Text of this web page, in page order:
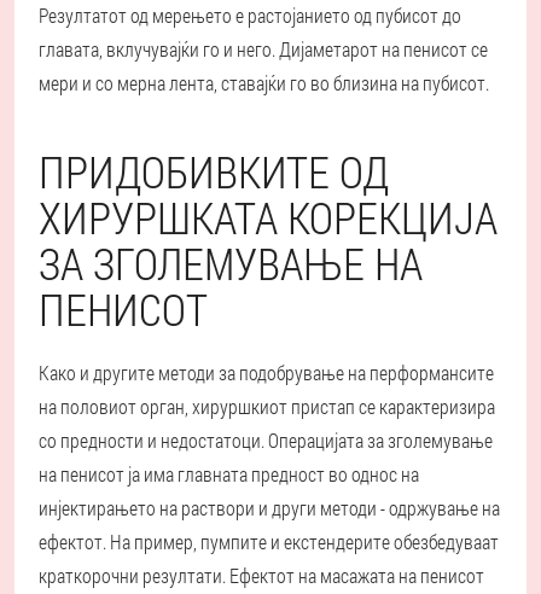
Резултатот од мерењето е растојанието од пубисот до
главата, вклучувајќи го и него. Дијаметарот на пенисот се
мери и со мерна лента, ставајќи го во близина на пубисот.
ПРИДОБИВКИТЕ ОД
ХИРУРШКАТА КОРЕКЦИЈА
ЗА ЗГОЛЕМУВАЊЕ НА
ПЕНИСОТ
Како и другите методи за подобрување на перформансите
на половиот орган, хируршкиот пристап се карактеризира
со предности и недостатоци. Операцијата за зголемување
на пенисот ја има главната предност во однос на
инјектирањето на раствори и други методи - одржување на
ефектот. На пример, пумпите и екстендерите обезбедуваат
краткорочни резултати. Ефектот на масажата на пенисот